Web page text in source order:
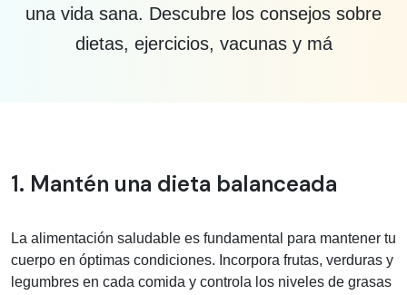
una vida sana. Descubre los consejos sobre
dietas, ejercicios, vacunas y má
Información médica sobre Prevención
1. Mantén una dieta balanceada
La alimentación saludable es fundamental para mantener tu
cuerpo en óptimas condiciones. Incorpora frutas, verduras y
legumbres en cada comida y controla los niveles de grasas